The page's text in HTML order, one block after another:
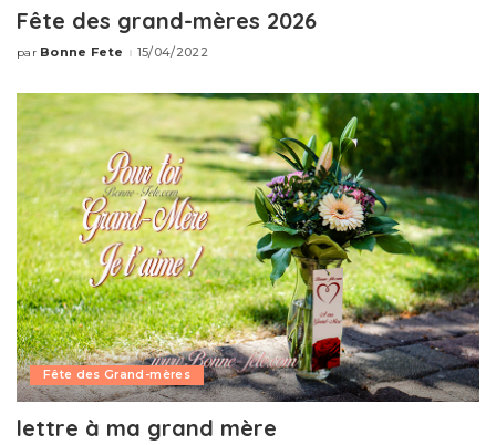
Fête des grand-mères 2026
Publié
par Bonne Fete 15/04/2022
Fête des Grand-mères
lettre à ma grand mère